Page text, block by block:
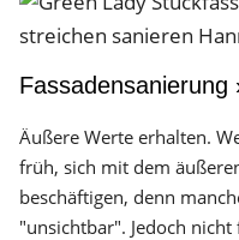
Fassadensanierung
Äußere Werte erhalten.
früh, sich mit dem
beschäftigen, denn
"unsichtbar". Jedoch